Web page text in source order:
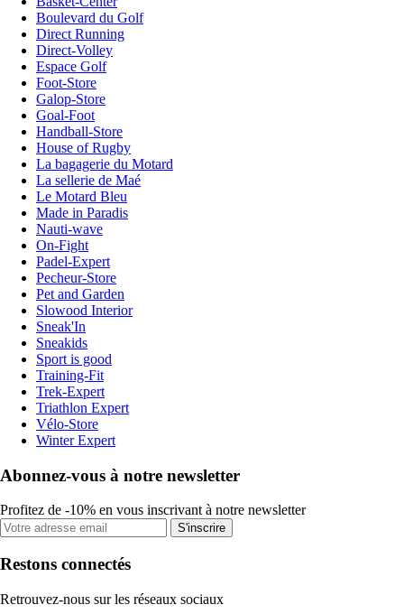
Boulevard du Golf
Direct Running
Direct-Volley
Espace Golf
Foot-Store
Galop-Store
Goal-Foot
Handball-Store
House of Rugby
La bagagerie du Motard
La sellerie de Maé
Le Motard Bleu
Made in Paradis
Nauti-wave
On-Fight
Padel-Expert
Pecheur-Store
Pet and Garden
Slowood Interior
Sneak'In
Sneakids
Sport is good
Training-Fit
Trek-Expert
Triathlon Expert
Vélo-Store
Winter Expert
Abonnez-vous à notre newsletter
Profitez de -10% en vous inscrivant à notre newsletter
S'inscrire
Restons connectés
Retrouvez-nous sur les réseaux sociaux